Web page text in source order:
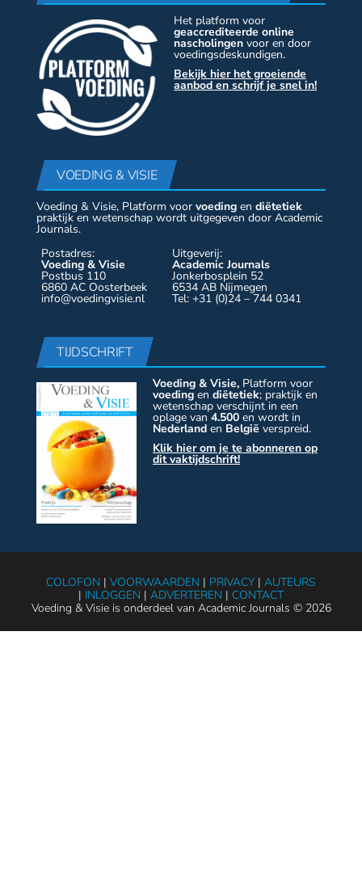
Het platform voor
geaccrediteerde online
nascholingen voor en door
voedingsdeskundigen.
Bekijk hier het groeiende
aanbod en schrijf je snel in!
VOEDING & VISIE
Voeding & Visie, Platform voor voeding en diëtetiek
praktijk en wetenschap wordt uitgegeven door Academic
Journals.
Postadres:
Voeding & Visie
Postbus 110
6860 AC Oosterbeek
info@voedingvisie.nl
Uitgeverij:
Academic Journals
Jonkerbosplein 52
6534 AB Nijmegen
Tel: +31 (0)24 – 744 0341
TIJDSCHRIFT
Voeding & Visie, Platform voor
voeding en diëtetiek; praktijk en
wetenschap verschijnt in een
oplage van4.500 en wordt in
Nederland en België verspreid.
Klik hier om je te abonneren op
dit vaktijdschrift!
COLOFON | VOORWAARDEN | PRIVACY | AUTEURS
| INLOGGEN | ADVERTEREN | CONTACT
Voeding & Visie is onderdeel van Academic Journals © 2026